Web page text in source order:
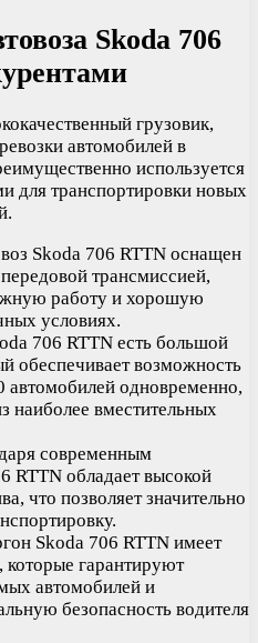
Skoda 706
грузовик,
автомобилей в
используется
для транспортировки новых
Skoda 706 RTTN оснащен
трансмиссией,
работу и хорошую
условиях.
706 RTTN есть большой
обеспечивает возможность
автомобилей одновременно,
наиболее вместительных
современным
RTTN обладает высокой
что позволяет значительно
Skoda 706 RTTN имеет
которые гарантируют
автомобилей и
безопасность водителя